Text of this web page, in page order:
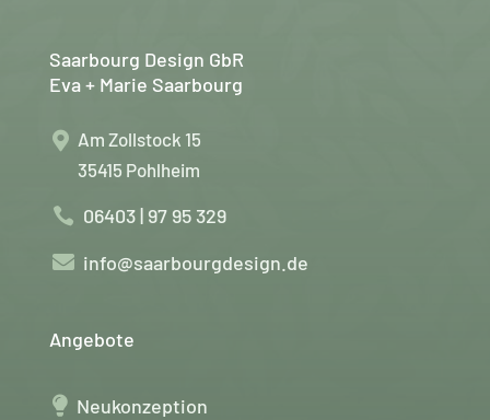
Saarbourg Design GbR
Eva + Marie Saarbourg
 Am Zollstock 15
35415 Pohlheim
 06403 | 97 95 329
 info@saarbourgdesign.de
Angebote
 Neukonzeption